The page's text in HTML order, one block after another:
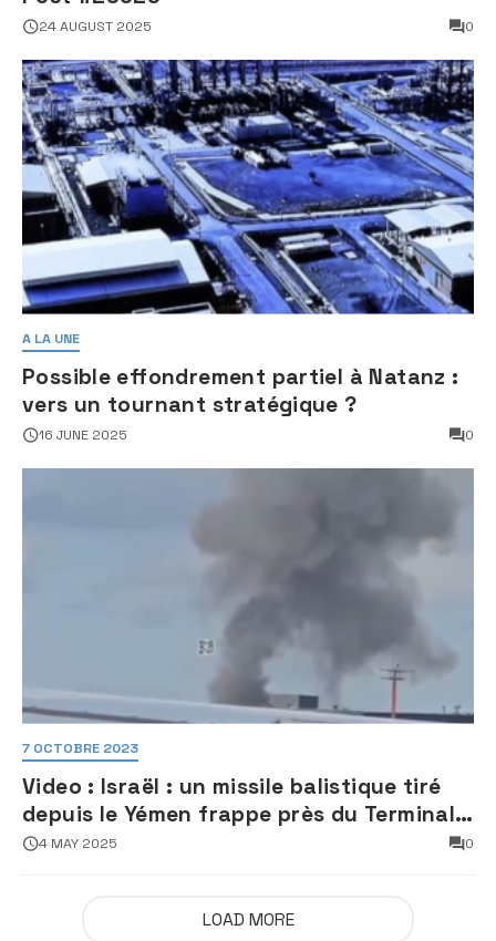
24 AUGUST 2025 0
A LA UNE
Possible effondrement partiel à Natanz :
vers un tournant stratégique ?
16 JUNE 2025 0
7 OCTOBRE 2023
Video : Israël : un missile balistique tiré
depuis le Yémen frappe près du Terminal
3 de l’aéroport Ben Gourion
4 MAY 2025 0
LOAD MORE